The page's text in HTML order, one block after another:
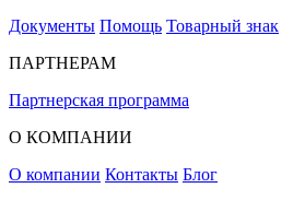
Документы Помощь Товарный знак
ПАРТНЕРАМ
Партнерская программа
О КОМПАНИИ
О компании Контакты Блог